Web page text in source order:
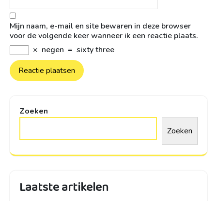
Mijn naam, e-mail en site bewaren in deze browser
voor de volgende keer wanneer ik een reactie plaats.
× negen = sixty three
Zoeken
Zoeken
Laatste artikelen